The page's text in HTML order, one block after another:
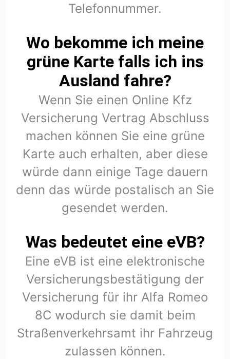
Telefonnummer.
Wo bekomme ich meine
grüne Karte falls ich ins
Ausland fahre?
Wenn Sie einen Online Kfz
Versicherung Vertrag Abschluss
machen können Sie eine grüne
Karte auch erhalten, aber diese
würde dann einige Tage dauern
denn das würde postalisch an Sie
gesendet werden.
Was bedeutet eine eVB?
Eine eVB ist eine elektronische
Versicherungsbestätigung der
Versicherung für ihr Alfa Romeo
8C wodurch sie damit beim
Straßenverkehrsamt ihr Fahrzeug
zulassen können.